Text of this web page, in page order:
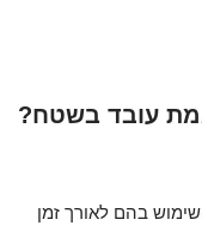
בהם לאורך זמן